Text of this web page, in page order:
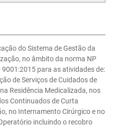
do Sistema de Gestão da
no âmbito da norma NP
9001:2015 para as atividades de:
de Serviços de Cuidados de
Residência Medicalizada, nos
Continuados de Curta
no Internamento Cirúrgico e no
incluindo o recobro